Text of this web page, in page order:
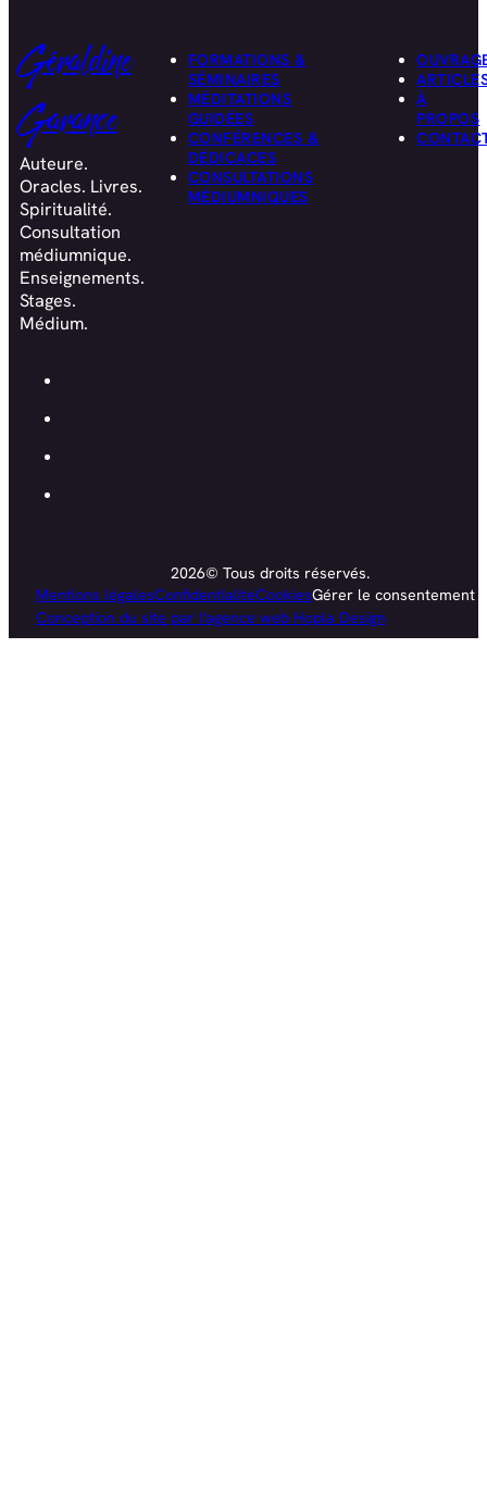
Géraldine
Garance
Auteure.
Oracles. Livres.
Spiritualité.
Consultation
médiumnique.
Enseignements.
Stages.
Médium.
FORMATIONS &
SÉMINAIRES
MÉDITATIONS
GUIDÉES
CONFÉRENCES &
DÉDICACES
CONSULTATIONS
MÉDIUMNIQUES
À
PROPOS
2026© Tous droits réservés.
Mentions légalesConfidentialitéCookiesGérer le consentement
Conception du site par l'agence web Hopla Design